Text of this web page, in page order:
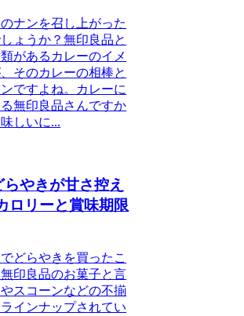
ナンを召し上がった
ょうか？無印良品と
があるカレーのイメ
そのカレーの相棒と
ですよね。カレーに
無印良品さんですか
しいに...
らやきが甘さ控え
ロリーと賞味期限
どらやきを買ったこ
印良品のお菓子と言
スコーンなどの不揃
インナップされてい